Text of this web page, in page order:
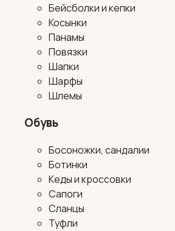
Бейсболки и кепки
Косынки
Панамы
Повязки
Шапки
Шарфы
Шлемы
Обувь
Босоножки, сандалии
Ботинки
Кеды и кроссовки
Сапоги
Сланцы
Туфли